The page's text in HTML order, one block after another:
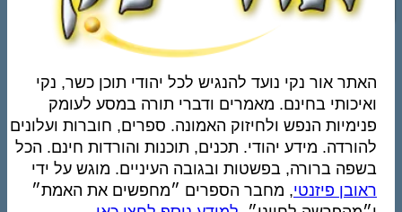
האתר אור נקי נועד להנגיש לכל יהודי תוכן כשר, נקי
ואיכותי בחינם. מאמרים ודברי תורה במסע לעומק
פנימיות הנפש ולחיזוק האמונה. ספרים, חוברות ועלונים
להורדה. מידע יהודי. תכנים, תוכנות והורדות חינם. הכל
בשפה ברורה, בפשטות ובגובה העיניים. מוגש על ידי
ראובן פיזנטי, מחבר הספרים ״מחפשים את האמת״